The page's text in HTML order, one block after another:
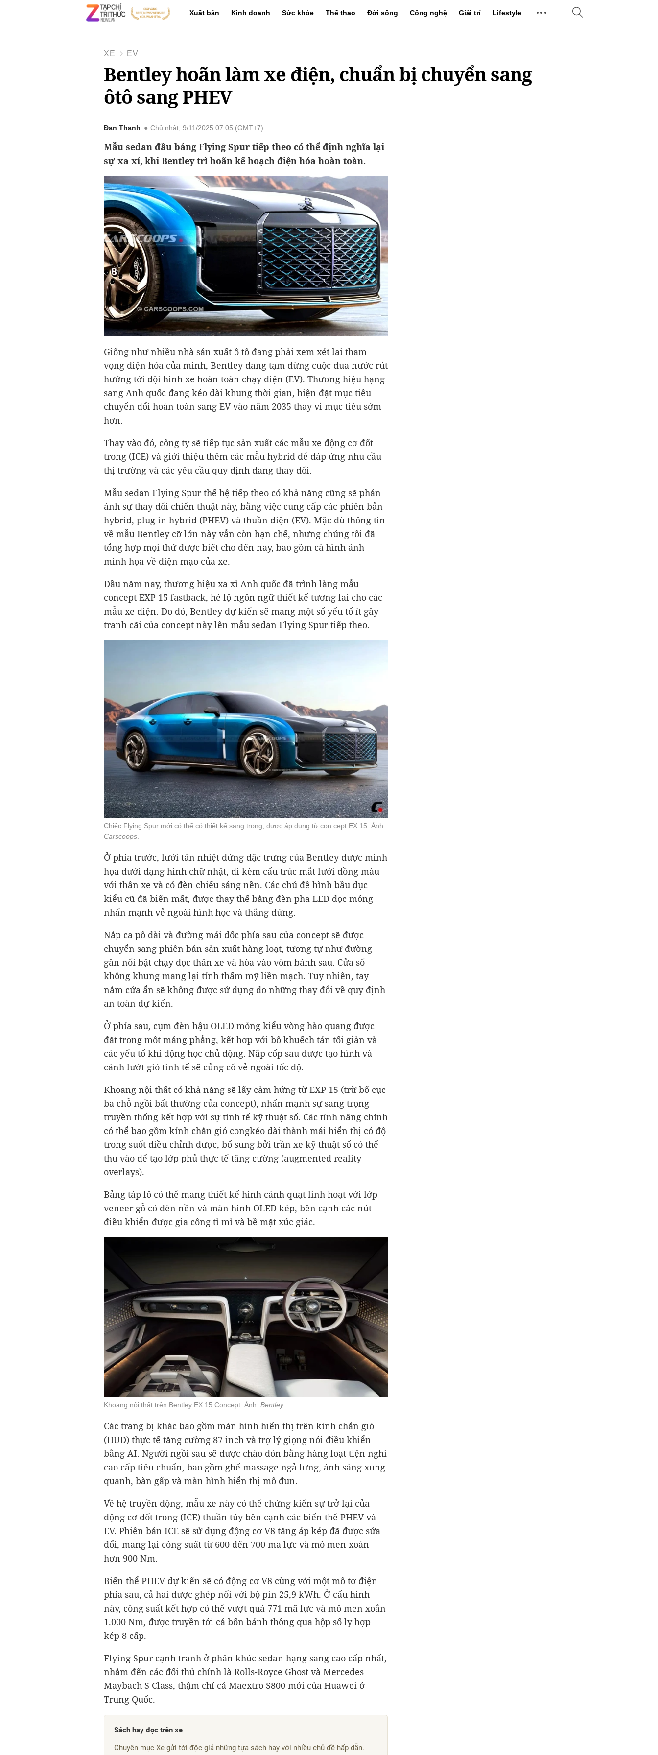
Xuất bản Kinh doanh Sức khỏe Thể thao Đời sống Công nghệ Giải trí Lifestyle
XE EV
Bentley hoãn làm xe điện, chuẩn bị chuyển sang
ôtô sang PHEV
Đan Thanh Chủ nhật, 9/11/2025 07:05 (GMT+7)
Mẫu sedan đầu bảng Flying Spur tiếp theo có thể định nghĩa lại
sự xa xỉ, khi Bentley trì hoãn kế hoạch điện hóa hoàn toàn.
Giống như nhiều nhà sản xuất ô tô đang phải xem xét lại tham
vọng điện hóa của mình, Bentley đang tạm dừng cuộc đua nước rút
hướng tới đội hình xe hoàn toàn chạy điện (EV). Thương hiệu hạng
sang Anh quốc đang kéo dài khung thời gian, hiện đặt mục tiêu
chuyển đổi hoàn toàn sang EV vào năm 2035 thay vì mục tiêu sớm
hơn.
Thay vào đó, công ty sẽ tiếp tục sản xuất các mẫu xe động cơ đốt
trong (ICE) và giới thiệu thêm các mẫu hybrid để đáp ứng nhu cầu
thị trường và các yêu cầu quy định đang thay đổi.
Mẫu sedan Flying Spur thế hệ tiếp theo có khả năng cũng sẽ phản
ánh sự thay đổi chiến thuật này, bằng việc cung cấp các phiên bản
hybrid, plug in hybrid (PHEV) và thuần điện (EV). Mặc dù thông tin
về mẫu Bentley cỡ lớn này vẫn còn hạn chế, nhưng chúng tôi đã
tổng hợp mọi thứ được biết cho đến nay, bao gồm cả hình ảnh
minh họa về diện mạo của xe.
Đầu năm nay, thương hiệu xa xỉ Anh quốc đã trình làng mẫu
concept EXP 15 fastback, hé lộ ngôn ngữ thiết kế tương lai cho các
mẫu xe điện. Do đó, Bentley dự kiến sẽ mang một số yếu tố ít gây
tranh cãi của concept này lên mẫu sedan Flying Spur tiếp theo.
Chiếc Flying Spur mới có thể có thiết kế sang trọng, được áp dụng từ con cept EX 15. Ảnh:
Carscoops
Ở phía trước, lưới tản nhiệt đứng đặc trưng của Bentley được minh
họa dưới dạng hình chữ nhật, đi kèm cấu trúc mắt lưới đồng màu
với thân xe và có đèn chiếu sáng nền. Các chủ đề hình bầu dục
kiểu cũ đã biến mất, được thay thế bằng đèn pha LED dọc mỏng
nhấn mạnh vẻ ngoài hình học và thẳng đứng.
Nắp ca pô dài và đường mái dốc phía sau của concept sẽ được
chuyển sang phiên bản sản xuất hàng loạt, tương tự như đường
gân nổi bật chạy dọc thân xe và hòa vào vòm bánh sau. Cửa sổ
không khung mang lại tính thẩm mỹ liền mạch. Tuy nhiên, tay
nắm cửa ẩn sẽ không được sử dụng do những thay đổi về quy định
an toàn dự kiến.
Ở phía sau, cụm đèn hậu OLED mỏng kiểu vòng hào quang được
đặt trong một mảng phẳng, kết hợp với bộ khuếch tán tối giản và
các yếu tố khí động học chủ động. Nắp cốp sau được tạo hình và
cánh lướt gió tinh tế sẽ củng cố vẻ ngoài tốc độ.
Khoang nội thất có khả năng sẽ lấy cảm hứng từ EXP 15 (trừ bố cục
ba chỗ ngồi bất thường của concept), nhấn mạnh sự sang trọng
truyền thống kết hợp với sự tinh tế kỹ thuật số. Các tính năng chính
có thể bao gồm kính chắn gió congkéo dài thành mái hiển thị có độ
trong suốt điều chỉnh được, bổ sung bởi trần xe kỹ thuật số có thể
thu vào để tạo lớp phủ thực tế tăng cường (augmented reality
overlays).
Bảng táp lô có thể mang thiết kế hình cánh quạt linh hoạt với lớp
veneer gỗ có đèn nền và màn hình OLED kép, bên cạnh các nút
điều khiển được gia công tỉ mỉ và bề mặt xúc giác.
Khoang nội thất trên Bentley EX 15 Concept. Ảnh: Bentley.
Các trang bị khác bao gồm màn hình hiển thị trên kính chắn gió
(HUD) thực tế tăng cường 87 inch và trợ lý giọng nói điều khiển
bằng AI. Người ngồi sau sẽ được chào đón bằng hàng loạt tiện nghi
cao cấp tiêu chuẩn, bao gồm ghế massage ngả lưng, ánh sáng xung
quanh, bàn gấp và màn hình hiển thị mô đun.
Về hệ truyền động, mẫu xe này có thể chứng kiến sự trở lại của
động cơ đốt trong (ICE) thuần túy bên cạnh các biến thể PHEV và
EV. Phiên bản ICE sẽ sử dụng động cơ V8 tăng áp kép đã được sửa
đổi, mang lại công suất từ 600 đến 700 mã lực và mô men xoắn
hơn 900 Nm.
Biến thể PHEV dự kiến sẽ có động cơ V8 cùng với một mô tơ điện
phía sau, cả hai được ghép nối với bộ pin 25,9 kWh. Ở cấu hình
này, công suất kết hợp có thể vượt quá 771 mã lực và mô men xoắn
1.000 Nm, được truyền tới cả bốn bánh thông qua hộp số ly hợp
kép 8 cấp.
Flying Spur cạnh tranh ở phân khúc sedan hạng sang cao cấp nhất,
nhắm đến các đối thủ chính là Rolls-Royce Ghost và Mercedes
Maybach S Class, thậm chí cả Maextro S800 mới của Huawei ở
Trung Quốc.
Sách hay đọc trên xe
Chuyên mục Xe gửi tới độc giả những tựa sách hay với nhiều chủ đề hấp dẫn.